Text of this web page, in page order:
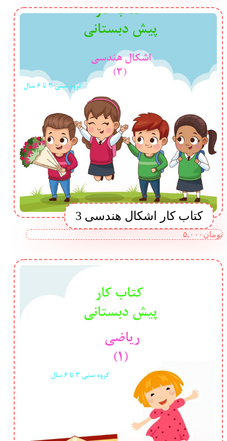
کتاب کار اشکال هندسی 3
تومان ۵,۰۰۰